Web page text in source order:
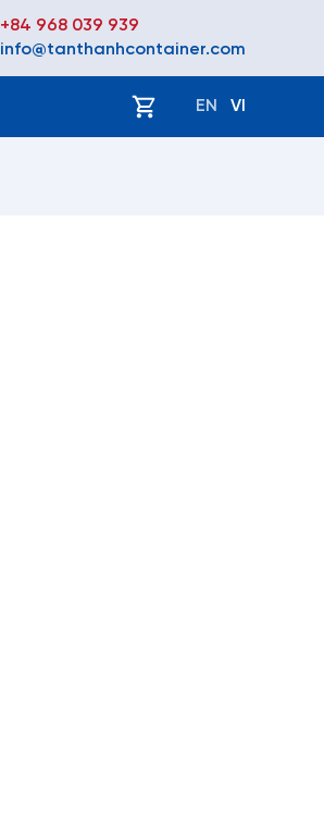
+84 968 039 939
info@tanthanhcontainer.com
EN VI